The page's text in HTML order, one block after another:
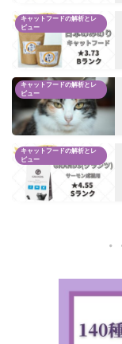
キャットフードの解析とレ
ビュー
キャットフードの解析とレ
ビュー
キャットフードの解析とレ
ビュー